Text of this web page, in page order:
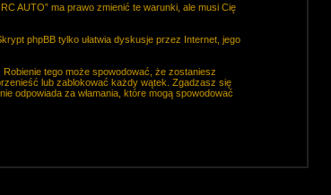
AUTO” ma prawo zmienić te warunki, ale musi Cię
phpBB tylko ułatwia dyskusje przez Internet, jego
tego może spowodować, że zostaniesz
lub zablokować każdy wątek. Zgadzasz się
odpowiada za włamania, które mogą spowodować